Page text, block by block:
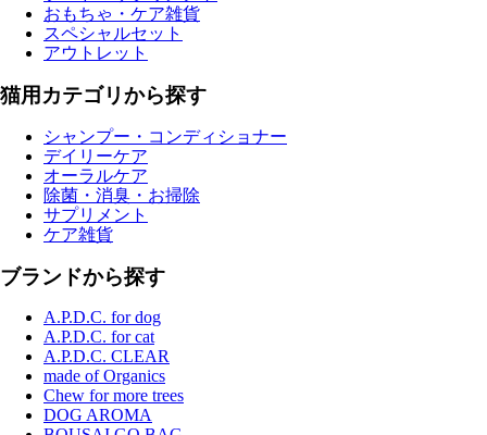
おもちゃ・ケア雑貨
スペシャルセット
アウトレット
猫用カテゴリから探す
シャンプー・コンディショナー
デイリーケア
オーラルケア
除菌・消臭・お掃除
サプリメント
ケア雑貨
ブランドから探す
A.P.D.C. for dog
A.P.D.C. for cat
A.P.D.C. CLEAR
made of Organics
Chew for more trees
DOG AROMA